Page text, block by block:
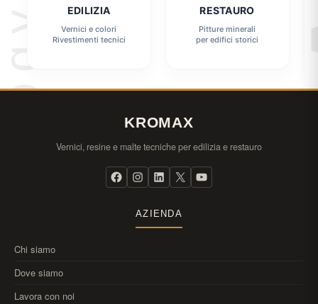
EDILIZIA
Vernici e colori
Rivestimenti tecnici
RESTAURO
Pitture minerali
per edifici storici
KROMAX
Vernici, resine e malte tecniche per edilizia e restauro
AZIENDA
Chi siamo
Dove siamo
Lavora con noi